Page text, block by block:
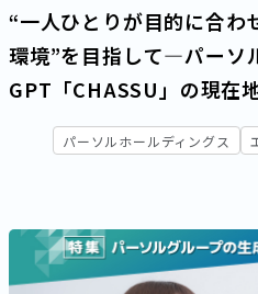
“一人ひとりが目的に合わ
環境”を目指して―パーソ
GPT「CHASSU」の現在
パーソルホールディングス